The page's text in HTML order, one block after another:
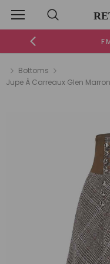
[PRÉVENTE] ROBE VERTE
Bottoms
Jupe À Carreaux Glen